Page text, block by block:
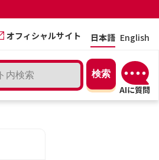
オフィシャルサイト 日本語 English